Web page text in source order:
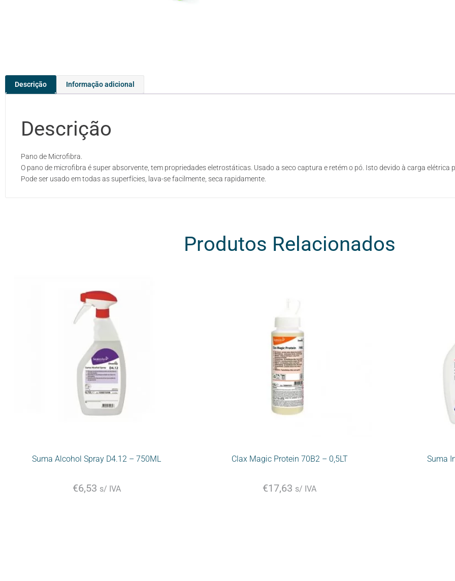
Descrição Informação adicional
Descrição
Pano de Microfibra.
O pano de microfibra é super absorvente, tem propriedades eletrostáticas. Usado a seco captura e retém o pó. Isto devido à carga elétrica
Pode ser usado em todas as superfícies, lava-se facilmente, seca rapidamente.
Produtos Relacionados
Suma Alcohol Spray D4.12 – 750ML
€6,53 s/ IVA
Clax Magic Protein 70B2 – 0,5LT
€17,63 s/ IVA
Suma